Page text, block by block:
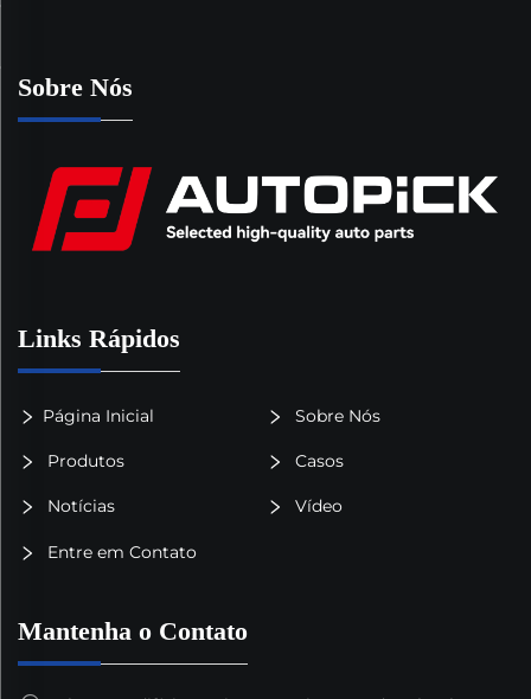
Sobre Nós
Links Rápidos
Página Inicial Sobre Nós
Produtos Casos
Notícias Vídeo
Entre em Contato
Mantenha o Contato